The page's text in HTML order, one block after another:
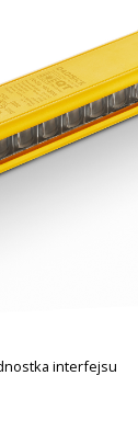
interfejsu